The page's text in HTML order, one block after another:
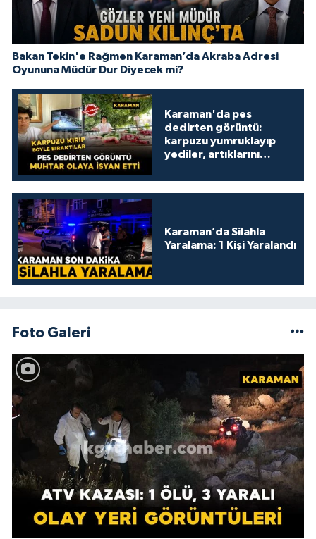
Bakan Tekin'e Rağmen Karaman’da Akraba Adresi
Oyununa Müdür Dur Diyecek mi?
Karaman'da pes
dedirten görüntü:
karpuzu yumruklayıp
yediler, artıklarını
Karaman’da Silahla
Yaralama: 1 Kişi Yaralandı
Foto Galeri